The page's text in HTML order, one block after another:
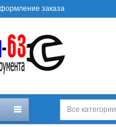
заказа
Все категории